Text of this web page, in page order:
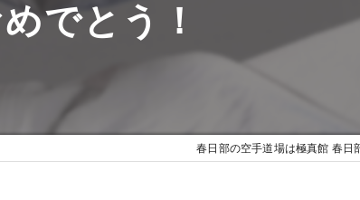
でとう！
春日部の空手道場は極真館 春日